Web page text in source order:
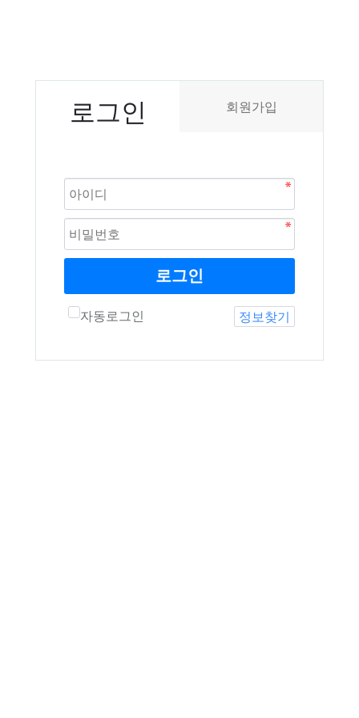
로그인 회원가입
로그인
자동로그인 정보찾기